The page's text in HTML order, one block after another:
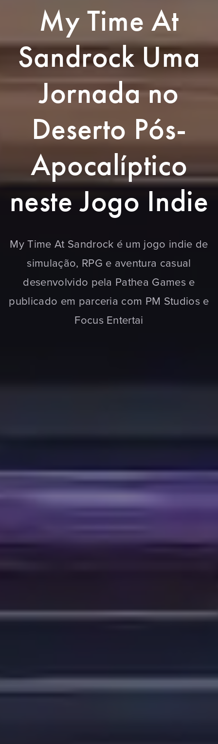
My Time At
Sandrock Uma
Jornada no
Deserto Pós-
Apocalíptico
neste Jogo Indie
My Time At Sandrock é um jogo indie de
simulação, RPG e aventura casual
desenvolvido pela Pathea Games e
publicado em parceria com PM Studios e
Focus Entertai